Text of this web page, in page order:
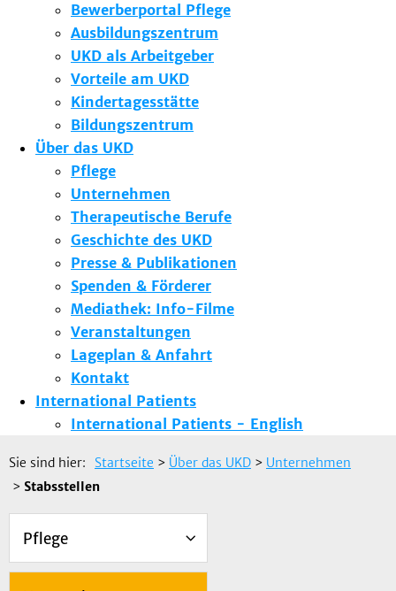
Bewerberportal Pflege
Ausbildungszentrum
UKD als Arbeitgeber
Vorteile am UKD
Kindertagesstätte
Bildungszentrum
Über das UKD
Pflege
Unternehmen
Therapeutische Berufe
Geschichte des UKD
Presse & Publikationen
Spenden & Förderer
Mediathek: Info-Filme
Veranstaltungen
Lageplan & Anfahrt
Kontakt
International Patients
International Patients - English
Sie sind hier: Startseite > Über das UKD > Unternehmen
> Stabsstellen
Pflege